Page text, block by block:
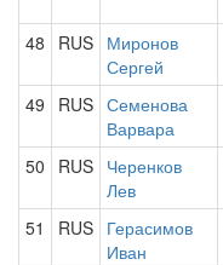
48 RUS Миронов
Сергей
49 RUS Семенова
Варвара
50 RUS Черенков
Лев
51 RUS Герасимов
Иван